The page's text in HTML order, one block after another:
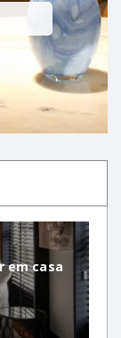
em casa